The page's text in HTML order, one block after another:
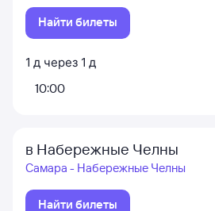
Найти билеты
1 д через 1 д
10:00
в Набережные Челны
Самара - Набережные Челны
Найти билеты